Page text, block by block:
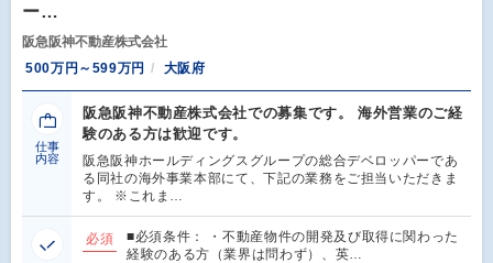
ー…
阪急阪神不動産株式会社
500万円～599万円
大阪府
仕事
内容
阪急阪神不動産株式会社での募集です。 海外営業のご経
験のある方は歓迎です。
阪急阪神ホールディングスグループの総合デベロッパーであ
る同社の海外事業本部にて、下記の業務をご担当いただきま
す。 ※これま…
必須
■必須条件： ・不動産物件の開発及び取得に関わった
経験のある方（業界は問わず）、英…